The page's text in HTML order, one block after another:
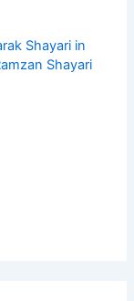
Shayari in
Shayari